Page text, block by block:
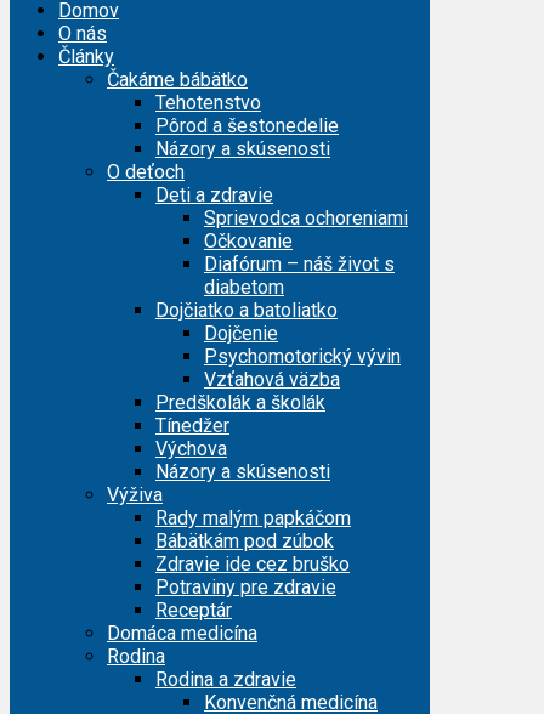
Domov
O nás
Články
Čakáme bábätko
Tehotenstvo
Pôrod a šestonedelie
Názory a skúsenosti
O deťoch
Deti a zdravie
Sprievodca ochoreniami
Očkovanie
Diafórum – náš život s
diabetom
Dojčiatko a batoliatko
Dojčenie
Psychomotorický vývin
Vzťahová väzba
Predškolák a školák
Tínedžer
Výchova
Názory a skúsenosti
Výživa
Rady malým papkáčom
Bábätkám pod zúbok
Zdravie ide cez bruško
Potraviny pre zdravie
Receptár
Domáca medicína
Rodina
Rodina a zdravie
Konvenčná medicína